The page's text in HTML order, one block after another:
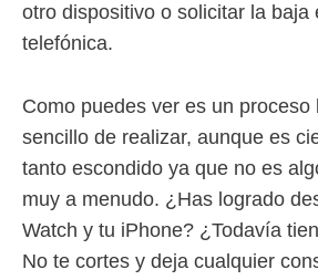
otro dispositivo o solicitar la baja
telefónica.
Como puedes ver es un proceso
sencillo de realizar, aunque es
tanto escondido ya que no es
muy a menudo. ¿Has logrado
Watch y tu iPhone? ¿Todavía
No te cortes y deja cualquier